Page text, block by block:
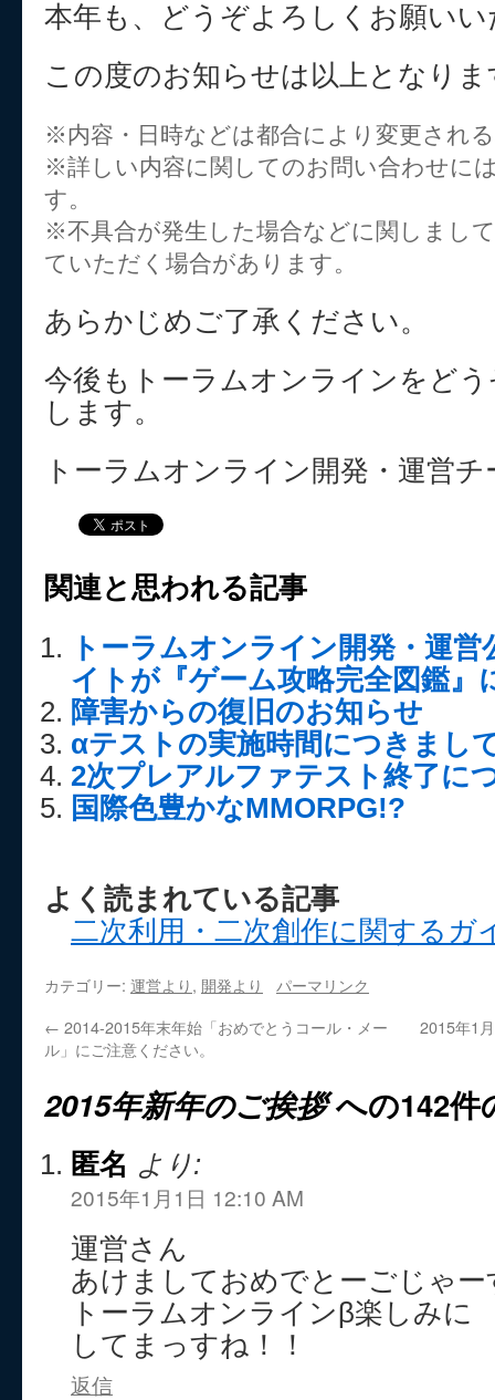
本年も、どうぞよろしくお願い
この度のお知らせは以上となりま
※内容・日時などは都合により変更され
※詳しい内容に関してのお問い合わせに
す。
※不具合が発生した場合などに関しまし
ていただく場合があります。
あらかじめご了承ください。
今後もトーラムオンラインをど
します。
トーラムオンライン開発・運営チ
関連と思われる記事
トーラムオンライン開発・運
イトが『ゲーム攻略完全図鑑』
障害からの復旧のお知らせ
αテストの実施時間につきまし
2次プレアルファテスト終了に
国際色豊かなMMORPG!?
よく読まれている記事
二次利用・二次創作に関するガ
カテゴリー: 運営より, 開発より
パーマリンク
← 2014-2015年末年始「おめでとうコール・メー
ル」にご注意ください。
2015年1
2015年新年のご挨拶への142件
匿名 より:
2015年1月1日 12:10 AM
運営さん
あけましておめでとーごじゃー
トーラムオンラインβ楽しみに
してまっすね！！
返信